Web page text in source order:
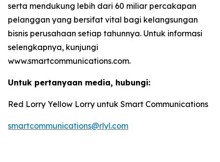
serta mendukung lebih dari 60 miliar percakapan
pelanggan yang bersifat vital bagi kelangsungan
bisnis perusahaan setiap tahunnya. Untuk informasi
selengkapnya, kunjungi
www.smartcommunications.com.
Untuk pertanyaan media, hubungi:
Red Lorry Yellow Lorry untuk Smart Communications
smartcommunications@rlyl.com